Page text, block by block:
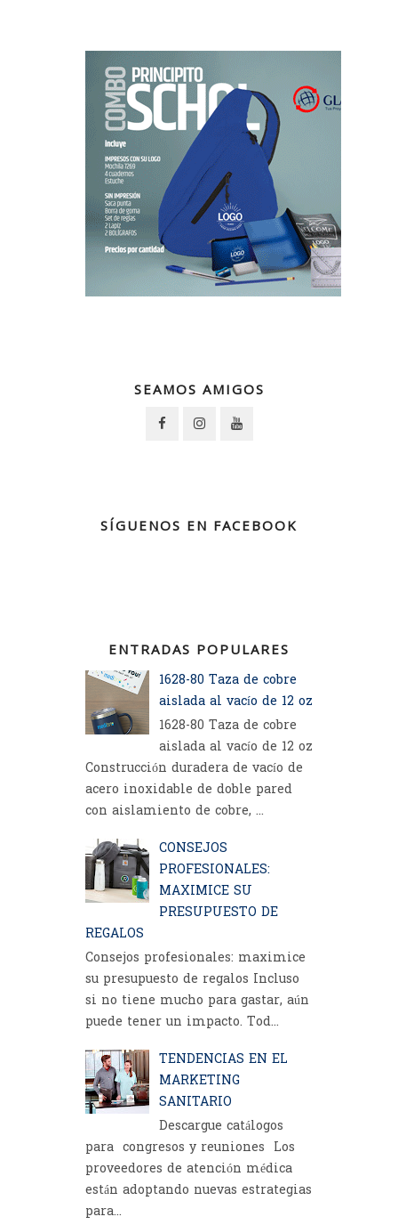
SEAMOS AMIGOS
SÍGUENOS EN FACEBOOK
ENTRADAS POPULARES
1628-80 Taza de cobre
aislada al vacío de 12 oz
1628-80 Taza de cobre
aislada al vacío de 12 oz
Construcción duradera de vacío de
acero inoxidable de doble pared
con aislamiento de cobre, ...
CONSEJOS
PROFESIONALES:
MAXIMICE SU
PRESUPUESTO DE
REGALOS
Consejos profesionales: maximice
su presupuesto de regalos Incluso
si no tiene mucho para gastar, aún
puede tener un impacto. Tod...
TENDENCIAS EN EL
MARKETING
SANITARIO
Descargue catálogos
para congresos y reuniones Los
proveedores de atención médica
están adoptando nuevas estrategias
para...